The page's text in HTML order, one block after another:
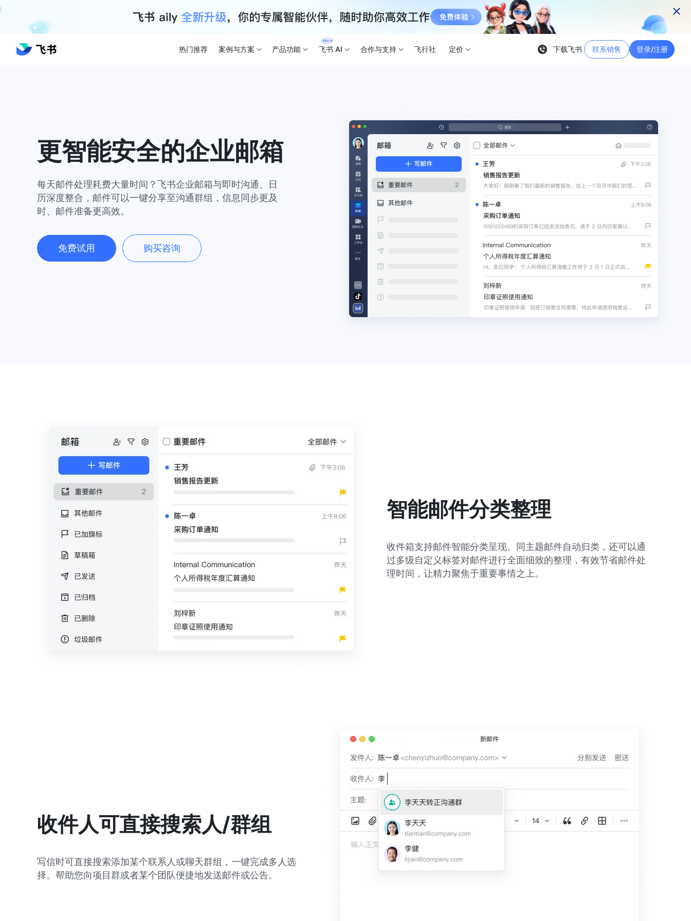
热门推荐 案例与方案 产品功能 飞书 AI 合作与支持 飞行社 定价 下载飞书 联系销售 登录/注册
更智能安全的企业邮箱
每天邮件处理耗费大量时间？飞书企业邮箱与即时沟通、日
历深度整合，邮件可以一键分享至沟通群组，信息同步更及
时、邮件准备更高效。
免费试用 购买咨询
智能邮件分类整理
收件箱支持邮件智能分类呈现、同主题邮件自动归类，还可以通
过多级自定义标签对邮件进行全面细致的整理，有效节省邮件处
理时间，让精力聚焦于重要事情之上。
收件人可直接搜索人/群组
写信时可直接搜索添加某个联系人或聊天群组，一键完成多人选
择。帮助您向项目群或者某个团队便捷地发送邮件或公告。